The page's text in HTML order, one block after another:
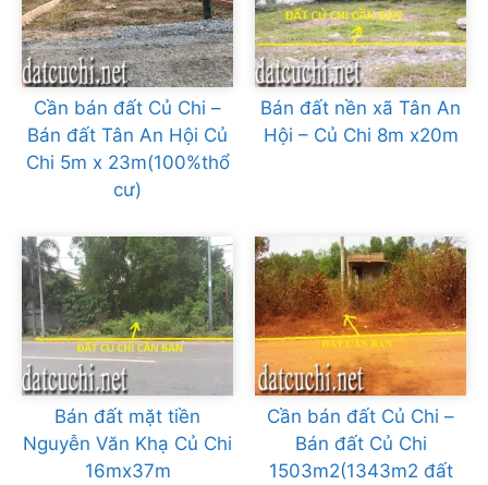
Cần bán đất Củ Chi –
Bán đất Tân An Hội Củ
Chi 5m x 23m(100%thổ
cư)
Bán đất nền xã Tân An
Hội – Củ Chi 8m x20m
Bán đất mặt tiền
Nguyễn Văn Khạ Củ Chi
16mx37m
Cần bán đất Củ Chi –
Bán đất Củ Chi
1503m2(1343m2 đất